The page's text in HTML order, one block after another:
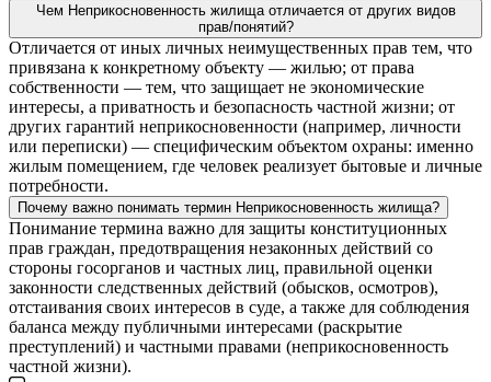
Чем Неприкосновенность жилища отличается от других видов
прав/понятий?
Отличается от иных личных неимущественных прав тем, что
привязана к конкретному объекту — жилью; от права
собственности — тем, что защищает не экономические
интересы, а приватность и безопасность частной жизни; от
других гарантий неприкосновенности (например, личности
или переписки) — специфическим объектом охраны: именно
жилым помещением, где человек реализует бытовые и личные
потребности.
Почему важно понимать термин Неприкосновенность жилища?
Понимание термина важно для защиты конституционных
прав граждан, предотвращения незаконных действий со
стороны госорганов и частных лиц, правильной оценки
законности следственных действий (обысков, осмотров),
отстаивания своих интересов в суде, а также для соблюдения
баланса между публичными интересами (раскрытие
преступлений) и частными правами (неприкосновенность
частной жизни).